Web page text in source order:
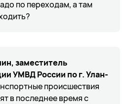
по переходам, а там
заместитель
УМВД России по г. Улан-
происшествия
в последнее время с